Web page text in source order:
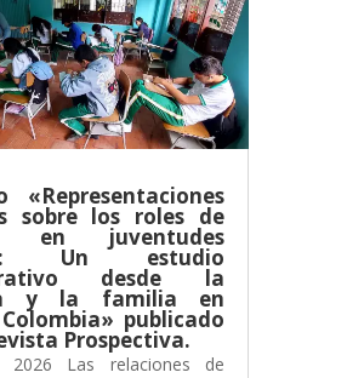
«Representaciones
sobre los roles de
en juventudes
Un estudio
desde la
y la familia en
publicado
Prospectiva.
2026 Las relaciones de